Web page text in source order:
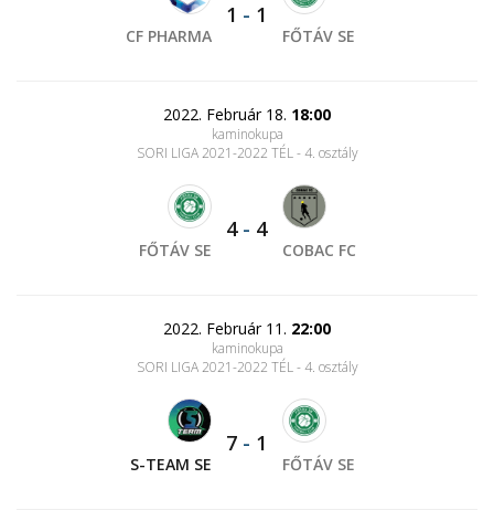
CF PHARMA
1 - 1
FŐTÁV SE
2022. Február 18. 18:00
kaminokupa
SORI LIGA 2021-2022 TÉL - 4. osztály
FŐTÁV SE
4- 4
COBAC FC
2022. Február 11. 22:00
kaminokupa
SORI LIGA 2021-2022 TÉL - 4. osztály
S-TEAM SE
7 - 1
FŐTÁV SE